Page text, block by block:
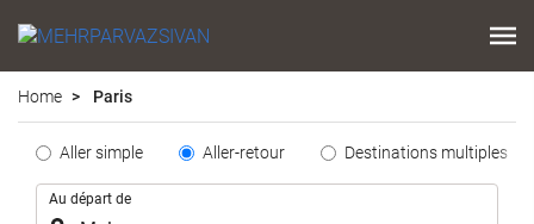
Home Paris
Tipo
Trayecto
Aller simple Aller-retour Destinations multiples
Trajet
Au départ de